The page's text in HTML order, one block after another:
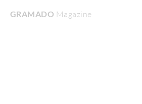
GRAMADO MagazineHome